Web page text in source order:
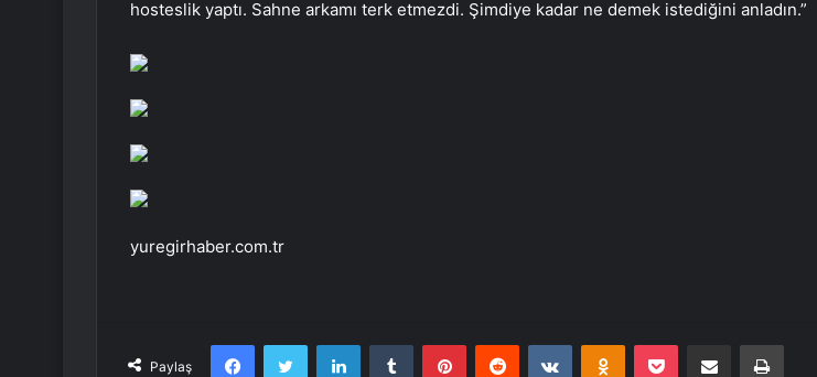
hosteslik yaptı. Sahne arkamı terk etmezdi. Şimdiye kadar ne demek istediğini anladın.”
yuregirhaber.com.tr
Paylaş
FacebookTwitter LinkedInTumblr PinterestReddit VKontakteOdnoklassniki
Pocket E-Posta ile paylaş Yazdır